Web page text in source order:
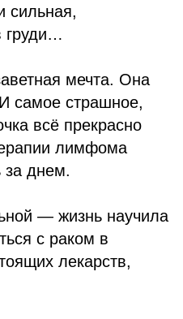
сильная,
груди…
мечта. Она
самое страшное,
всё прекрасно
лимфома
за днем.
— жизнь научила
с раком в
лекарств,